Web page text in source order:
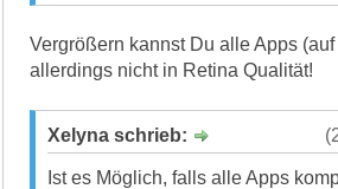
Vergrößern kannst Du alle Apps
allerdings nicht in Retina Qualität!
Xelyna schrieb:
Ist es Möglich, falls alle Apps